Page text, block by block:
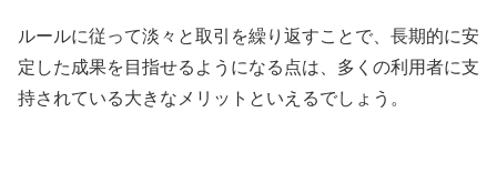
ルールに従って淡々と取引を繰り返すことで、長期的に安
定した成果を目指せるようになる点は、多くの利用者に支
持されている大きなメリットといえるでしょう。